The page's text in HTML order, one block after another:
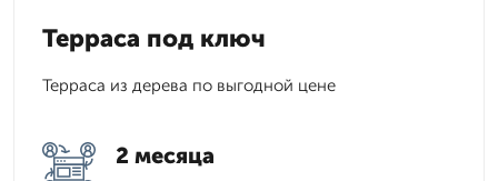
Терраса под ключ
Терраса из дерева по выгодной цене
2 месяца